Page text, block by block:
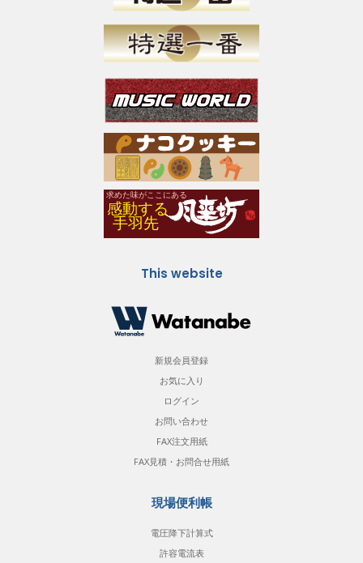
This website
新規会員登録
お気に入り
ログイン
お問い合わせ
FAX注文用紙
FAX見積・お問合せ用紙
現場便利帳
電圧降下計算式
許容電流表